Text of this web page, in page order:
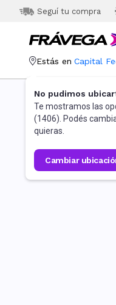
Seguí tu compra
Estás en Capital
No pudimos
Te mostramos las
(1406). Podés
quieras.
cambiar